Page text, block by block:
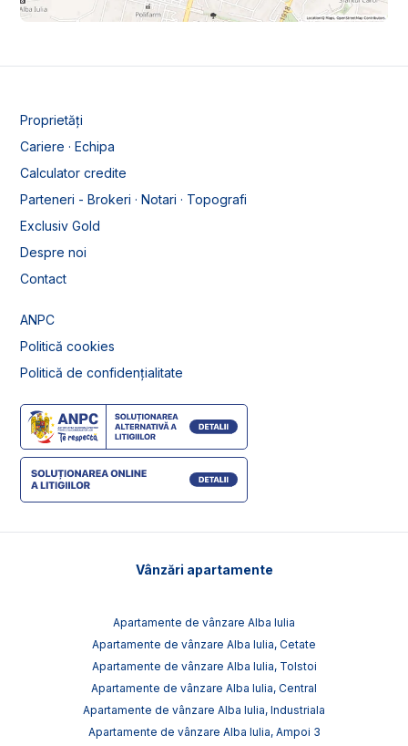
Proprietăți
Cariere · Echipa
Calculator credite
Parteneri - Brokeri · Notari · Topografi
Exclusiv Gold
Despre noi
Contact
ANPC
Politică cookies
Politică de confidențialitate
Vânzări apartamente
Apartamente de vânzare Alba Iulia
Apartamente de vânzare Alba Iulia, Cetate
Apartamente de vânzare Alba Iulia, Tolstoi
Apartamente de vânzare Alba Iulia, Central
Apartamente de vânzare Alba Iulia, Industriala
Apartamente de vânzare Alba Iulia, Ampoi 3